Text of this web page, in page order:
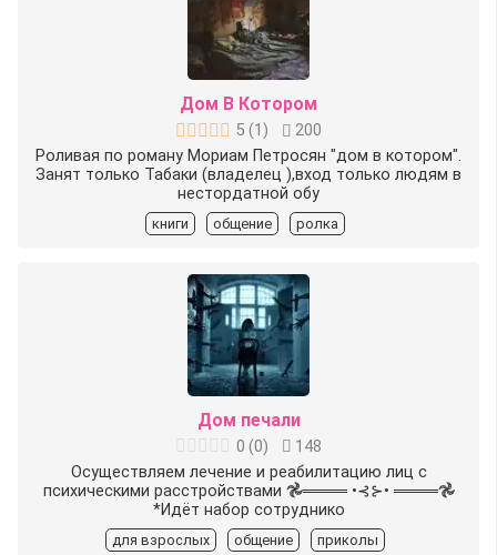
Дом В Котором
5 (1 )
200
Роливая по роману Мориам Петросян "дом в котором".
Занят только Табаки (владелец ),вход только людям в
нестордатной обу
книги общение ролка
Дом печали
0 (0)
148
Осуществляем лечение и реабилитацию лиц с
психическими расстройствами 𖣘︎════ •⊰️⊱• ════𖣘︎
*Идёт набор сотруднико
для взрослых общение приколы